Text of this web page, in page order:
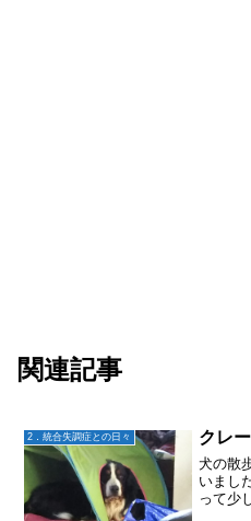
関連記事
2．統合失調症との日々 クレ
犬の散
いまし
って少